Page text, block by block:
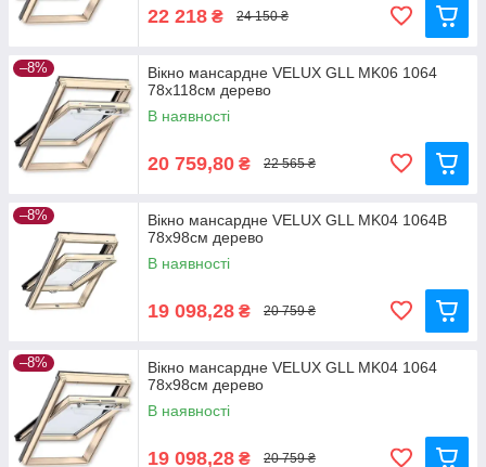
22 218 ₴ 24 150 ₴
–8%
Вікно мансардне VELUX GLL MK06 1064
78x118см дерево
В наявності
20 759,80 ₴ 22 565 ₴
–8%
Вікно мансардне VELUX GLL MK04 1064B
78x98см дерево
В наявності
19 098,28 ₴ 20 759 ₴
–8%
Вікно мансардне VELUX GLL MK04 1064
78x98см дерево
В наявності
19 098,28 ₴ 20 759 ₴